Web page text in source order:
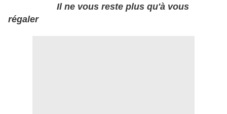
Il ne vous reste plus qu'à vous
régaler